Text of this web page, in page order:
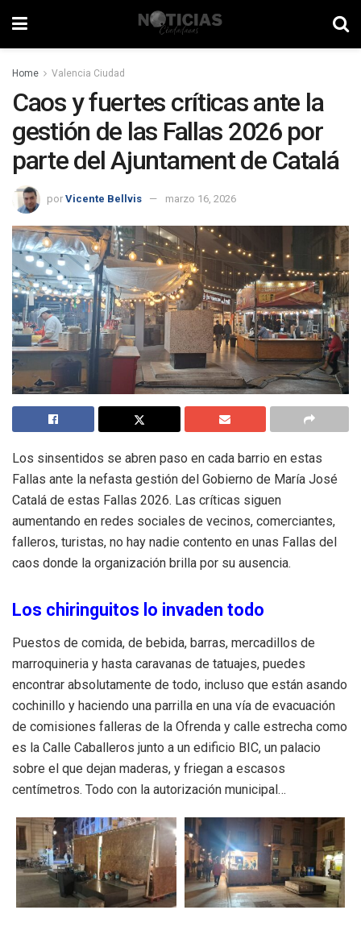
Home Valencia Ciudad
Caos y fuertes críticas ante la
gestión de las Fallas 2026 por
parte del Ajuntament de Catalá
por Vicente Bellvis marzo 16, 2026
Los sinsentidos se abren paso en cada barrio en estas
Fallas ante la nefasta gestión del Gobierno de María José
Catalá de estas Fallas 2026. Las críticas siguen
aumentando en redes sociales de vecinos, comerciantes,
falleros, turistas, no hay nadie contento en unas Fallas del
caos donde la organización brilla por su ausencia.
Los chiringuitos lo invaden todo
Puestos de comida, de bebida, barras, mercadillos de
marroquineria y hasta caravanas de tatuajes, puedes
encontrar absolutamente de todo, incluso que están asando
cochinillo y haciendo una parrilla en una vía de evacuación
de comisiones falleras de la Ofrenda y calle estrecha como
es la Calle Caballeros junto a un edificio BIC, un palacio
sobre el que dejan maderas, y friegan a escasos
centímetros. Todo con la autorización municipal…